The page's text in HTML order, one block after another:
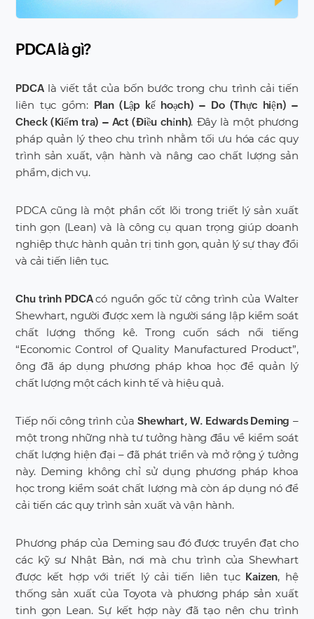
PDCA là gì?
PDCAlà viết tắt của bốn bước trong chu trình cải tiến
liên tục gồm: Plan (Lập kế hoạch) – Do (Thực hiện) –
Check (Kiểm tra) – Act (Điều chỉnh). Đây là một phương
pháp quản lý theo chu trình nhằm tối ưu hóa các quy
trình sản xuất, vận hành và nâng cao chất lượng sản
phẩm, dịch vụ.
PDCA cũng là một phần cốt lõi trong triết lý sản xuất
tinh gọn (Lean) và là công cụ quan trọng giúp doanh
nghiệp thực hành quản trị tinh gọn, quản lý sự thay đổi
và cải tiến liên tục.
Chu trình PDCAcó nguồn gốc từ công trình của Walter
Shewhart, người được xem là người sáng lập kiểm soát
chất lượng thống kê. Trong cuốn sách nổi tiếng
“Economic Control of Quality Manufactured Product”,
ông đã áp dụng phương pháp khoa học để quản lý
chất lượng một cách kinh tế và hiệu quả.
Tiếp nối công trình củaShewhart, W. Edwards Deming –
một trong những nhà tư tưởng hàng đầu về kiểm soát
chất lượng hiện đại – đã phát triển và mở rộng ý tưởng
này. Deming không chỉ sử dụng phương pháp khoa
học trong kiểm soát chất lượng mà còn áp dụng nó để
cải tiến các quy trình sản xuất và vận hành.
Phương pháp của Deming sau đó được truyền đạt cho
các kỹ sư Nhật Bản, nơi mà chu trình của Shewhart
được kết hợp với triết lý cải tiến liên tục Kaizen, hệ
thống sản xuất của Toyota và phương pháp sản xuất
tinh gọn Lean. Sự kết hợp này đã tạo nên chu trình